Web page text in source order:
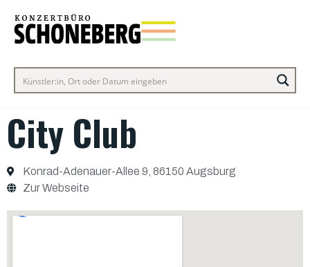
City Club
Konrad-Adenauer-Allee 9, 86150 Augsburg
Zur Webseite